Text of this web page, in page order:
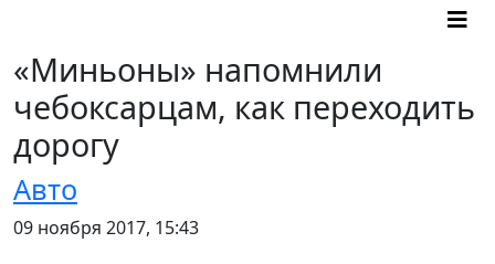
«Миньоны» напомнили
чебоксарцам, как переходить
дорогу
Авто
09 ноября 2017, 15:43